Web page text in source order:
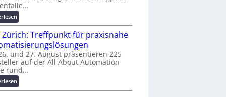
:
K
M
U
i
n
d
r
Zürich: Treffpunkt für praxisnahe
und 27. August präsentieren 225
auf der All About Automation
rund…
:
A